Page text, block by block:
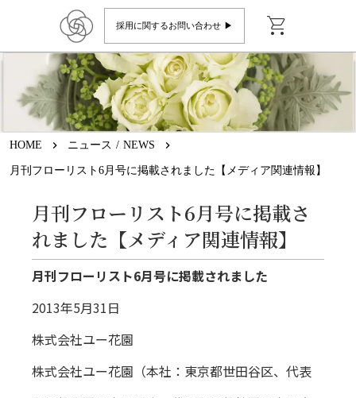
採用に関するお問い合わせ ▶︎ shopping_cart
HOME keyboard_arrow_right ニュース / NEWS keyboard_arrow_right
月刊フローリスト6月号に掲載されました【メディア関連情報】
月刊フローリスト6月号に掲載さ
れました【メディア関連情報】
月刊フローリスト6月号に掲載されました
2013年5月31日
株式会社ユー花園
株式会社ユー花園（本社：東京都世田谷区、代表